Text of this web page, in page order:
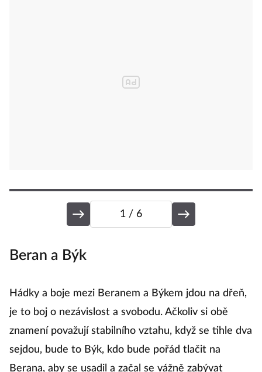
1 / 6
Beran a Býk
Hádky a boje mezi Beranem a Býkem jdou na dřeň,
je to boj o nezávislost a svobodu. Ačkoliv si obě
znamení považují stabilního vztahu, když se tihle dva
sejdou, bude to Býk, kdo bude pořád tlačit na
Berana, aby se usadil a začal se vážně zabývat